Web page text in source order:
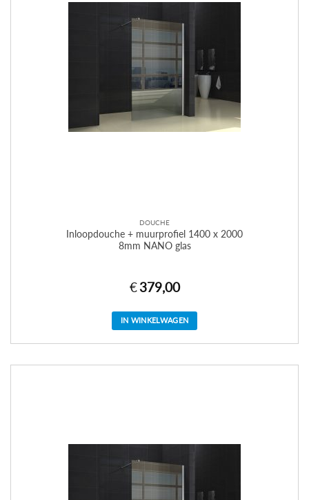
DOUCHE
Inloopdouche + muurprofiel 1400 x 2000
8mm NANO glas
€ 379,00
IN WINKELWAGEN